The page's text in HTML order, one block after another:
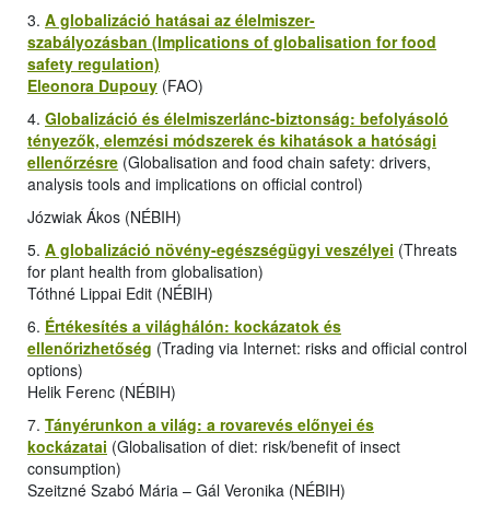
3. A globalizáció hatásai az élelmiszer-
szabályozásban (Implications of globalisation for food
safety regulation)
Eleonora Dupouy (FAO)
4. Globalizáció és élelmiszerlánc-biztonság: befolyásoló
tényezők, elemzési módszerek és kihatások a hatósági
ellenőrzésre (Globalisation and food chain safety: drivers,
analysis tools and implications on official control)
Józwiak Ákos (NÉBIH)
5. A globalizáció növény-egészségügyi veszélyei (Threats
for plant health from globalisation)
Tóthné Lippai Edit (NÉBIH)
6. Értékesítés a világhálón: kockázatok és
ellenőrizhetőség (Trading via Internet: risks and official control
options)
Helik Ferenc (NÉBIH)
7. Tányérunkon a világ: a rovarevés előnyei és
kockázatai (Globalisation of diet: risk/benefit of insect
consumption)
Szeitzné Szabó Mária – Gál Veronika (NÉBIH)